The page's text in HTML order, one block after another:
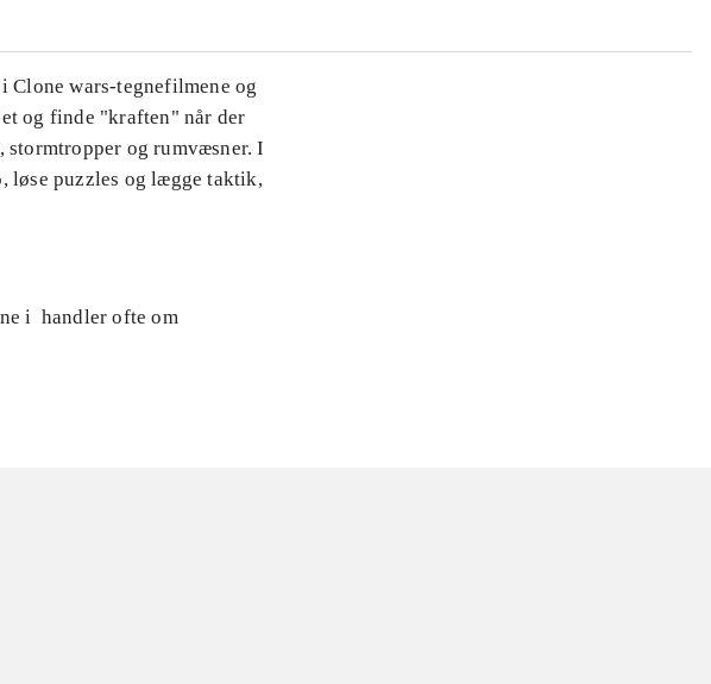
wars-tegnefilmene og
og finde "kraften" når der
stormtropper og rumvæsner. I
løse puzzles og lægge taktik,
i handler ofte om